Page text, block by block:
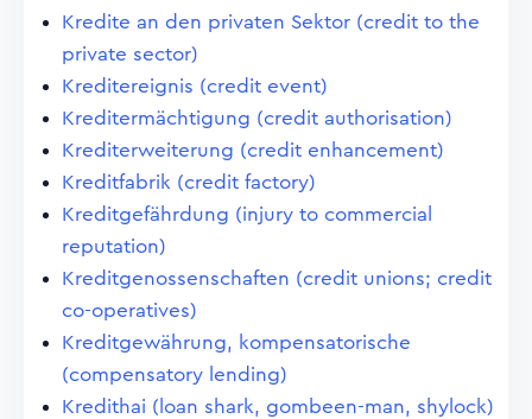
Kredite an den privaten Sektor (credit to the
private sector)
Kreditereignis (credit event)
Kreditermächtigung (credit authorisation)
Krediterweiterung (credit enhancement)
Kreditfabrik (credit factory)
Kreditgefährdung (injury to commercial
reputation)
Kreditgenossenschaften (credit unions; credit
co-operatives)
Kreditgewährung, kompensatorische
(compensatory lending)
Kredithai (loan shark, gombeen-man, shylock)